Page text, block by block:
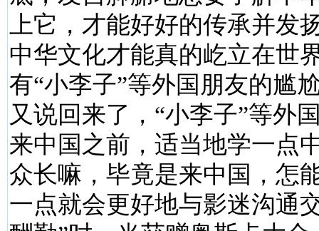
上它，才能好好的传承并发
中华文化才能真的屹立在世
有“小李子”等外国朋友的尴
又说回来了，“小李子”等外
来中国之前，适当地学一点
众长嘛，毕竟是来中国，怎
一点就会更好地与影迷沟通